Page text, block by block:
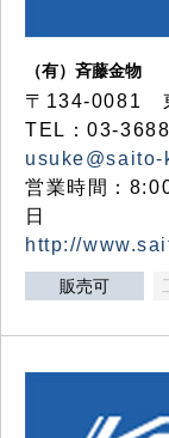
（有）斉藤金物
〒134-0081
TEL：03-
営業時間：
日
http://
販売可